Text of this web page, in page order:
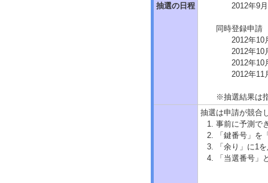
抽選の日程
2012年9
同時登録申請
2012年
2012年
2012年
2012年
※抽選結果は
抽選は申請が競合
事前に予測で
「鍵番号」
「余り」に1
「当選番号